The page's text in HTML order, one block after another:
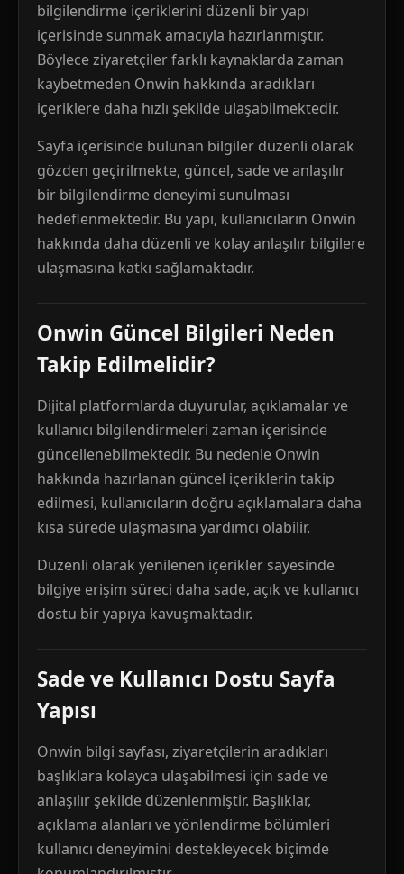
bilgilendirme içeriklerini düzenli bir yapı
içerisinde sunmak amacıyla hazırlanmıştır.
Böylece ziyaretçiler farklı kaynaklarda zaman
kaybetmeden Onwin hakkında aradıkları
içeriklere daha hızlı şekilde ulaşabilmektedir.
Sayfa içerisinde bulunan bilgiler düzenli olarak
gözden geçirilmekte, güncel, sade ve anlaşılır
bir bilgilendirme deneyimi sunulması
hedeflenmektedir. Bu yapı, kullanıcıların Onwin
hakkında daha düzenli ve kolay anlaşılır bilgilere
ulaşmasına katkı sağlamaktadır.
Onwin Güncel Bilgileri Neden
Takip Edilmelidir?
Dijital platformlarda duyurular, açıklamalar ve
kullanıcı bilgilendirmeleri zaman içerisinde
güncellenebilmektedir. Bu nedenle Onwin
hakkında hazırlanan güncel içeriklerin takip
edilmesi, kullanıcıların doğru açıklamalara daha
kısa sürede ulaşmasına yardımcı olabilir.
Düzenli olarak yenilenen içerikler sayesinde
bilgiye erişim süreci daha sade, açık ve kullanıcı
dostu bir yapıya kavuşmaktadır.
Sade ve Kullanıcı Dostu Sayfa
Yapısı
Onwin bilgi sayfası, ziyaretçilerin aradıkları
başlıklara kolayca ulaşabilmesi için sade ve
anlaşılır şekilde düzenlenmiştir. Başlıklar,
açıklama alanları ve yönlendirme bölümleri
kullanıcı deneyimini destekleyecek biçimde